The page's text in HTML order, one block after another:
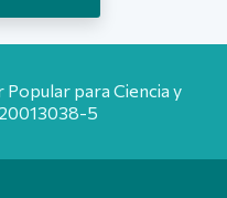
para Ciencia y
5